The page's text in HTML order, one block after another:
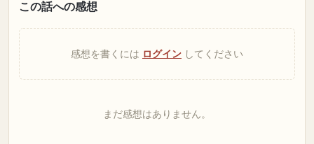
この話への感想
感想を書くには ログイン してください
まだ感想はありません。